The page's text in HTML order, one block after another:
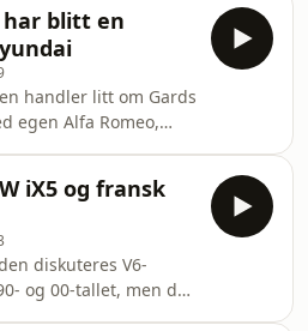
on Acast. See
Cars &amp;
og David diskuterer
i film bør finne
biler som må være
Acast. See
for more
har blitt en
handler litt om Gards
egen Alfa Romeo,
See
for more
iX5 og fransk
diskuteres V6-
og 00-tallet, men det